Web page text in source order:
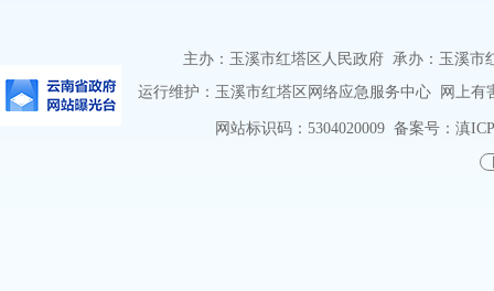
主办：玉溪市红塔区人民政府 承办：玉溪市
运行维护：玉溪市红塔区网络应急服务中心 网上有
网站标识码：5304020009备案号：滇